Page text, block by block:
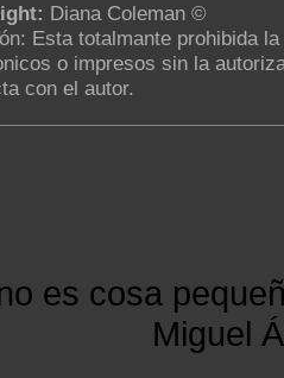
Diana Coleman ©
Esta totalmante prohibida
o impresos sin la
con el autor.
es cosa
Miguel